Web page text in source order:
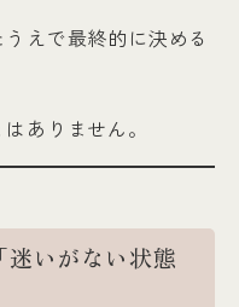
えで最終的に決める
ありません。
いがない状態